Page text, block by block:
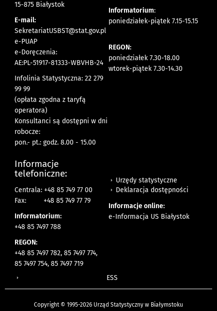
15-875 Białystok
E-mail:
SekretariatUSBST@stat.gov.pl
e-PUAP
e-Doręczenia:
AE:PL-51917-81333-WBVHB-24
Infolinia Statystyczna: 22 279
99 99
(opłata zgodna z taryfą
operatora)
Konsultanci są dostępni w dni
robocze:
pon.- pt.: godz. 8.00 - 15.00
Informatorium:
poniedziałek-piątek 7.15-15.15
REGON:
poniedziałek 7.30-18.00
wtorek-piątek 7.30-14.30
Informacje
telefoniczne:
Centrala: +48 85 749 77 00
Fax:
+48 85 749 77 79
Informatorium:
+48 85 7497 788
REGON:
+48 85 7497 782, 85 7497 774,
85 7497 754, 85 7497 719
Urzędy statystyczne
Deklaracja dostępności
Informacje online:
e-Informacja US Białystok
ESS
Copyright © 1995-2026 Urząd Statystyczny w Białymstoku